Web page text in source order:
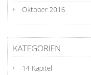
Oktober 2016
KATEGORIEN
14 Kapitel